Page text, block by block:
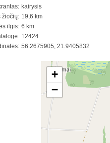
kairysis
žiočių: 19,6 km
ilgis: 6 km
12424
56.2675905, 21.9405832
+
−